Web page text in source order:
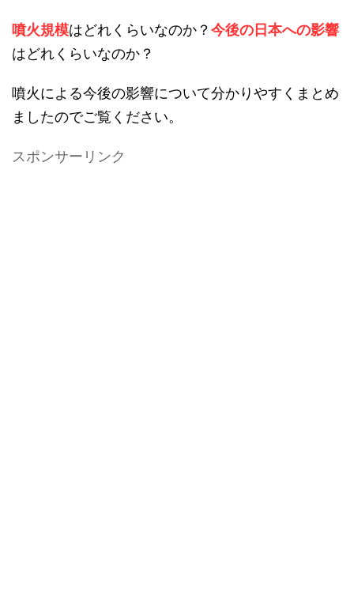
噴火規模はどれくらいなのか？ 今後の日本への影響
はどれくらいなのか？
噴火による今後の影響について分かりやすくまとめ
ましたのでご覧ください。
スポンサーリンク